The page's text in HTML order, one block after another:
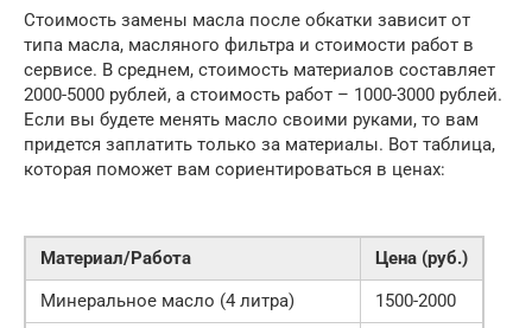
Стоимость замены масла после обкатки зависит от
типа масла, масляного фильтра и стоимости работ в
сервисе. В среднем, стоимость материалов составляет
2000-5000 рублей, а стоимость работ – 1000-3000 рублей.
Если вы будете менять масло своими руками, то вам
придется заплатить только за материалы. Вот таблица,
которая поможет вам сориентироваться в ценах:
Материал/Работа
Цена (руб.)
Минеральное масло (4 литра)
1500-2000